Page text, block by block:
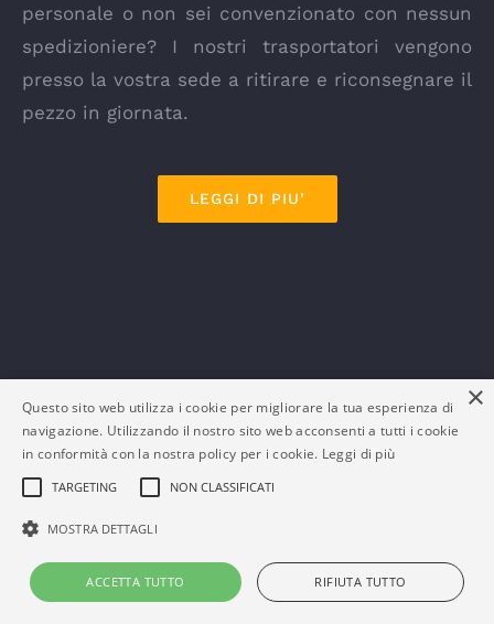
personale o non sei convenzionato con nessun
spedizioniere? I nostri trasportatori vengono
presso la vostra sede a ritirare e riconsegnare il
pezzo in giornata.
LEGGI DI PIU’
×
Questo sito web utilizza i cookie per migliorare la tua esperienza di
navigazione. Utilizzando il nostro sito web acconsenti a tutti i cookie
in conformità con la nostra policy per i cookie. Leggi di più
TARGETING NON CLASSIFICATI
MOSTRA DETTAGLI
ACCETTA TUTTO RIFIUTA TUTTO